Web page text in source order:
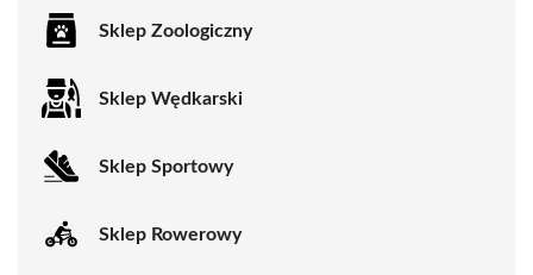
Sklep Zoologiczny
Sklep Wędkarski
Sklep Sportowy
Sklep Rowerowy